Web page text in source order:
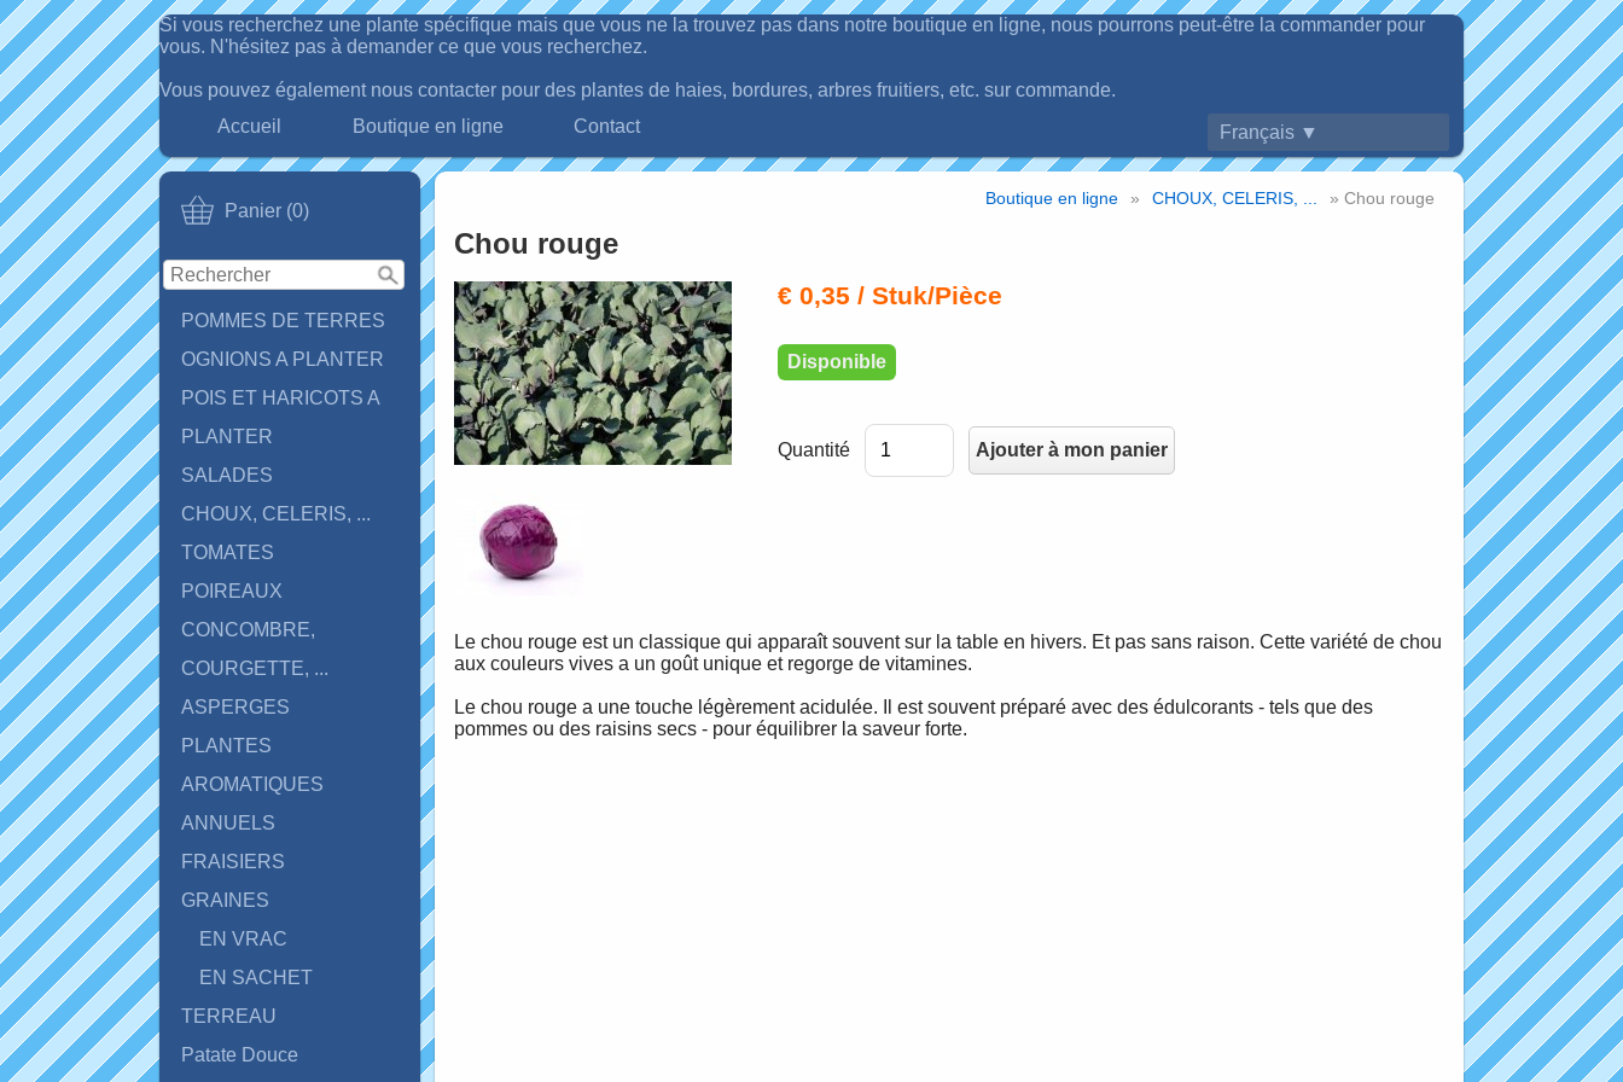
Si vous recherchez une plante spécifique mais que vous ne la trouvez pas dans notre boutique en ligne, nous pourrons peut-être la commander pour
vous. N'hésitez pas à demander ce que vous recherchez.
Vous pouvez également nous contacter pour des plantes de haies, bordures, arbres fruitiers, etc. sur commande.
Français ▼
Accueil Boutique en ligne Contact
Panier (0)
POMMES DE TERRES
OGNIONS A PLANTER
POIS ET HARICOTS A
PLANTER
SALADES
CHOUX, CELERIS, ...
TOMATES
POIREAUX
CONCOMBRE,
COURGETTE, ...
ASPERGES
PLANTES
AROMATIQUES
ANNUELS
FRAISIERS
GRAINES
EN VRAC
EN SACHET
TERREAU
Patate Douce
Boutique en ligne » CHOUX, CELERIS, ... » Chou rouge
Chou rouge
€ 0,35 / Stuk/Pièce
Disponible
Quantité
Le chou rouge est un classique qui apparaît souvent sur la table en hivers. Et pas sans raison. Cette variété de chou
aux couleurs vives a un goût unique et regorge de vitamines.
Le chou rouge a une touche légèrement acidulée. Il est souvent préparé avec des édulcorants - tels que des
pommes ou des raisins secs - pour équilibrer la saveur forte.